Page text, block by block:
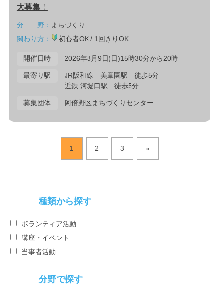
大募集！
分 野： まちづくり
関わり方：
初心者OK 1回きりOK
開催日時 2026年8月9日(日)15時30分から20時
最寄り駅
JR阪和線 美章園駅 徒歩5分
近鉄 河堀口駅 徒歩5分
募集団体 阿倍野区まちづくりセンター
1 2 3 »
種類から探す
ボランティア活動
講座・イベント
当事者活動
分野で探す